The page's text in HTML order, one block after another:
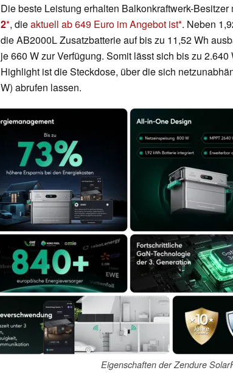
Die beste Leistung erhalten Balkonkraftwerk-Besitzer
2 , dieaktuell ab 649 Euro im Angebot ist . Neben
die AB2000L Zusatzbatterie auf bis zu 11,52 Wh
je 660 W zur Verfügung. Somit lässt sich bis zu
Highlight ist die Steckdose, über die sich
W) abrufen lassen.
Eigenschaften der Zendure